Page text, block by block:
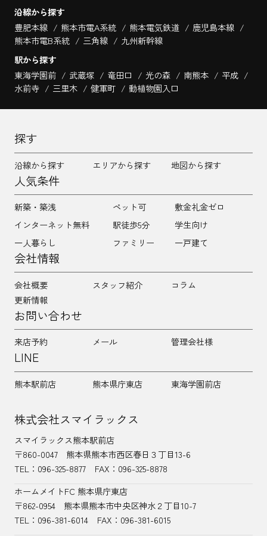
沿線から探す
豊肥本線
熊本市電A系統 熊本電気鉄道
鹿児島本線
熊本市電B系統
三角線
九州新幹線
駅から探す
東海学園前
武蔵塚 竜田口 光の森 南熊本
平成
水前寺
三里木 健軍町 動植物園入口
探す
沿線から探す エリアから探す 地図から探す
人気条件
新築・築浅 ペット可
敷金礼金ゼロ
インターネット無料
駅徒歩5分
学生向け
一人暮らし
ファミリー 一戸建て
会社情報
会社概要 スタッフ紹介
コラム
更新情報
お問い合わせ
来店予約 メール 管理会社様
LINE
熊本駅前店 熊本県庁東店 東海学園前店
株式会社スマイラックス
スマイラックス熊本駅前店
〒860-0047
熊本県熊本市西区春日３丁目13-6
TEL： 096-325-8877
FAX：096-325-8878
ホームメイトFC 熊本県庁東店
〒862-0954
熊本県熊本市中央区神水２丁目10-7
TEL：096-381-6014
FAX：096-381-6015